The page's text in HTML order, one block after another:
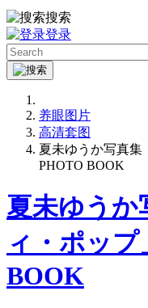
搜索
登录
养眼图片
高清套图
夏未ゆうか写真集
PHOTO BOOK
夏未ゆうか
ィ・ポッ
BOOK